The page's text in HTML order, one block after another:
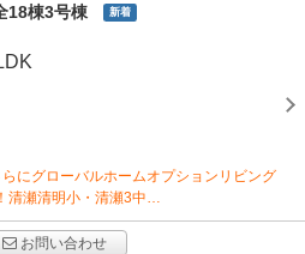
18棟3号棟 新着
にグローバルホームオプションリビング
清瀬清明小・清瀬3中…
お問い合わせ